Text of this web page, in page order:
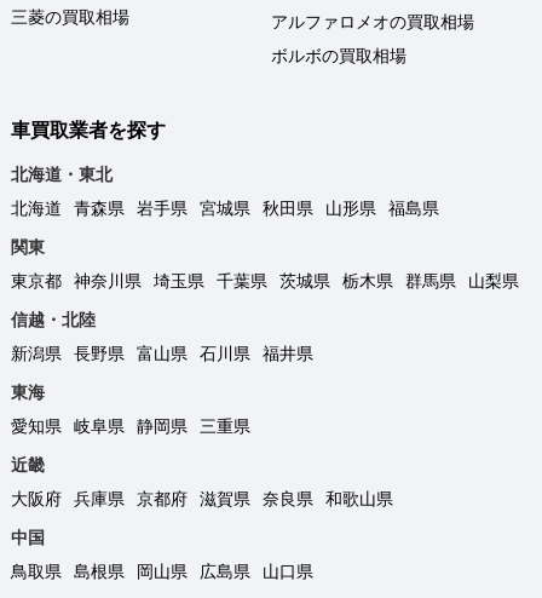
三菱の買取相場
アルファロメオの買取相場
ボルボの買取相場
車買取業者を探す
北海道・東北
北海道
青森県 岩手県 宮城県 秋田県 山形県
福島県
関東
東京都
神奈川県 埼玉県 千葉県 茨城県 栃木県 群馬県
山梨県
信越・北陸
新潟県
長野県 富山県 石川県
福井県
東海
愛知県
岐阜県 静岡県
三重県
近畿
大阪府
兵庫県 京都府 滋賀県 奈良県
和歌山県
中国
鳥取県
島根県 岡山県 広島県
山口県